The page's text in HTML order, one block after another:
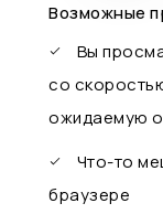
Возможные
Вы
со
ожидаемую
Что-то
браузере